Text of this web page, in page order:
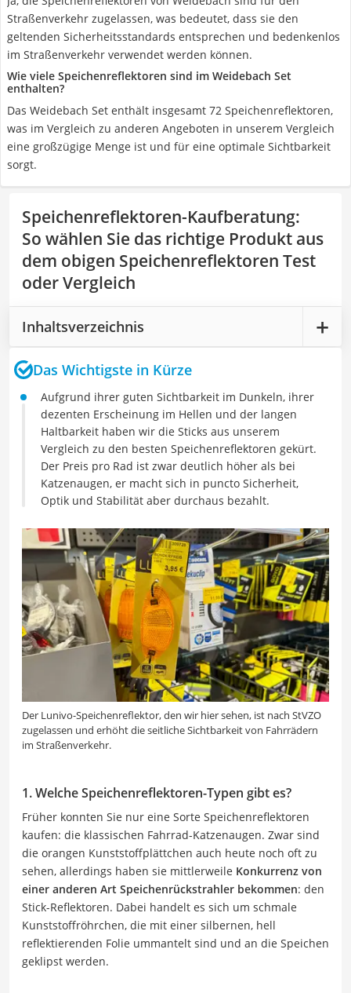
Straßenverkehr zugelassen, was bedeutet, dass sie den
geltenden Sicherheitsstandards entsprechen und bedenkenlos
im Straßenverkehr verwendet werden können.
Wie viele Speichenreflektoren sind im Weidebach Set
enthalten?
Das Weidebach Set enthält insgesamt 72 Speichenreflektoren,
was im Vergleich zu anderen Angeboten in unserem Vergleich
eine großzügige Menge ist und für eine optimale Sichtbarkeit
sorgt.
Speichenreflektoren-Kaufberatung:
So wählen Sie das richtige Produkt aus
dem obigen Speichenreflektoren Test
oder Vergleich
Inhaltsverzeichnis
Das Wichtigste in Kürze
Aufgrund ihrer guten Sichtbarkeit im Dunkeln, ihrer
dezenten Erscheinung im Hellen und der langen
Haltbarkeit haben wir die Sticks aus unserem
Vergleich zu den besten Speichenreflektoren gekürt.
Der Preis pro Rad ist zwar deutlich höher als bei
Katzenaugen, er macht sich in puncto Sicherheit,
Optik und Stabilität aber durchaus bezahlt.
Der Lunivo-Speichenreflektor, den wir hier sehen, ist nach StVZO
zugelassen und erhöht die seitliche Sichtbarkeit von Fahrrädern
im Straßenverkehr.
1. Welche Speichenreflektoren-Typen gibt es?
Früher konnten Sie nur eine Sorte Speichenreflektoren
kaufen: die klassischen Fahrrad-Katzenaugen. Zwar sind
die orangen Kunststoffplättchen auch heute noch oft zu
sehen, allerdings haben sie mittlerweile Konkurrenz von
einer anderen Art Speichenrückstrahler bekommen: den
Stick-Reflektoren. Dabei handelt es sich um schmale
Kunststoffröhrchen, die mit einer silbernen, hell
reflektierenden Folie ummantelt sind und an die Speichen
geklipst werden.